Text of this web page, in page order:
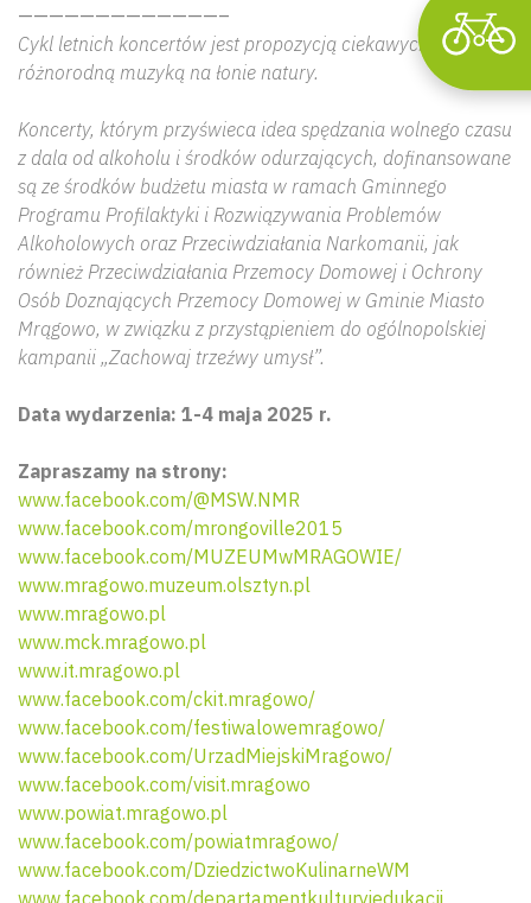
—————————————–
Cykl letnich koncertów jest propozycją ciekawych spotkań z
różnorodną muzyką na łonie natury.
Koncerty, którym przyświeca idea spędzania wolnego czasu
z dala od alkoholu i środków odurzających, dofinansowane
są ze środków budżetu miasta w ramach Gminnego
Programu Profilaktyki i Rozwiązywania Problemów
Alkoholowych oraz Przeciwdziałania Narkomanii, jak
również Przeciwdziałania Przemocy Domowej i Ochrony
Osób Doznających Przemocy Domowej w Gminie Miasto
Mrągowo, w związku z przystąpieniem do ogólnopolskiej
kampanii „Zachowaj trzeźwy umysł”.
Data wydarzenia: 1-4 maja 2025 r.
Zapraszamy na strony:
www.facebook.com/@MSW.NMR
www.facebook.com/mrongoville2015
www.facebook.com/MUZEUMwMRAGOWIE/
www.mragowo.muzeum.olsztyn.pl
www.mragowo.pl
www.mck.mragowo.pl
www.it.mragowo.pl
www.facebook.com/ckit.mragowo/
www.facebook.com/festiwalowemragowo/
www.facebook.com/UrzadMiejskiMragowo/
www.facebook.com/visit.mragowo
www.powiat.mragowo.pl
www.facebook.com/powiatmragowo/
www.facebook.com/DziedzictwoKulinarneWM
www.facebook.com/departamentkulturyiedukacji